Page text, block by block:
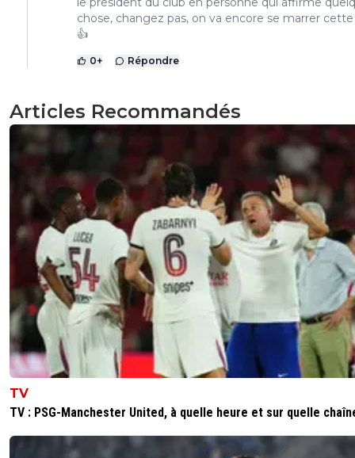
chose, changez pas, on va encore se marrer cette
👍
0+ Répondre
Articles Recommandés
TV
TV : PSG-Manchester United, à quelle heure et sur quelle